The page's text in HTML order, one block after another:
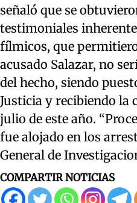
señaló que se
testimoniales
fílmicos, que
acusado Salazar, no
del hecho, siendo
Justicia y recibiendo la
julio de este año.
fue alojado en los
General de
COMPARTIR NOTICIAS